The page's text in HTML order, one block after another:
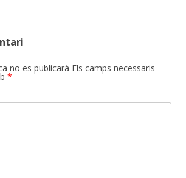
no es publicarà Els camps necessaris
*